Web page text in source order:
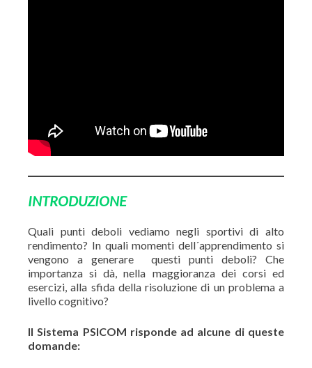
INTRODUZIONE
Quali punti deboli vediamo negli sportivi di alto
rendimento? In quali momenti dell´apprendimento si
vengono a generare questi punti deboli? Che
importanza si dà, nella maggioranza dei corsi ed
esercizi, alla sfida della risoluzione di un problema a
livello cognitivo?
Il Sistema PSICOM risponde ad alcune di queste
domande: